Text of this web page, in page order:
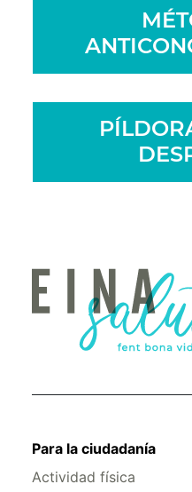
Para la ciudadanía
Actividad física